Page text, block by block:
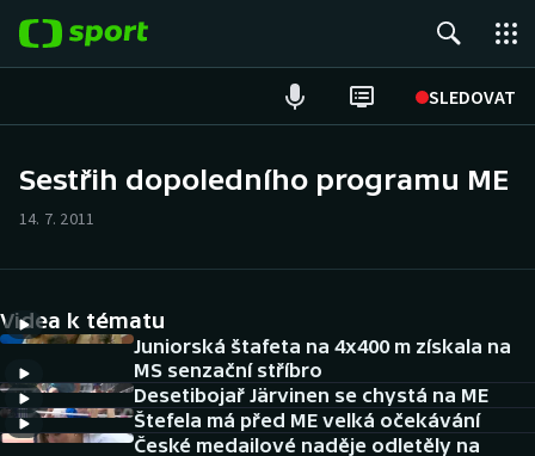
SLEDOVAT
Hokej
Tenis
Atletika
Cyklistika
DALŠÍ SPORTY
Sestřih dopoledního programu ME
14. 7. 2011
Videa k tématu
Juniorská štafeta na 4x400 m získala na
MS senzační stříbro
Desetibojař Järvinen se chystá na ME
Štefela má před ME velká očekávání
České medailové naděje odletěly na